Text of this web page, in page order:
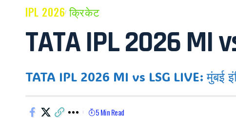
IPL 2026 क्रिकेट
TATA IPL 2026 MI
TATA IPL 2026 MI vs LSG LIVE: मुंबई
5 Min Read